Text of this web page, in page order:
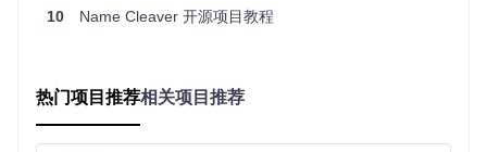
⚠️ 注意：修改核心模板文件时，建议先创建备份。直接编
实践指南：从零开始创建主题
如何将理论转化为实际的主题文件？让我们通过一个循序渐进
10 Name Cleaver 开源项目教程
热门项目推荐相关项目推荐